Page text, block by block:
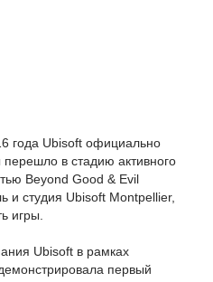
года Ubisoft официально
в стадию активного
Beyond Good & Evil
студия Ubisoft Montpellier,
игры.
Ubisoft в рамках
первый